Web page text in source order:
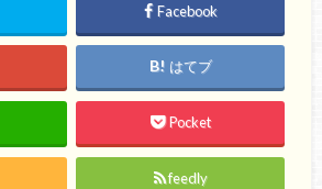
Facebook
はてブ
Pocket
feedly